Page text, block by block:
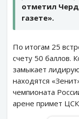
отметил
газете».
По итогам 25
счету 50 баллов.
замыкает
находятся
чемпионата
арене примет